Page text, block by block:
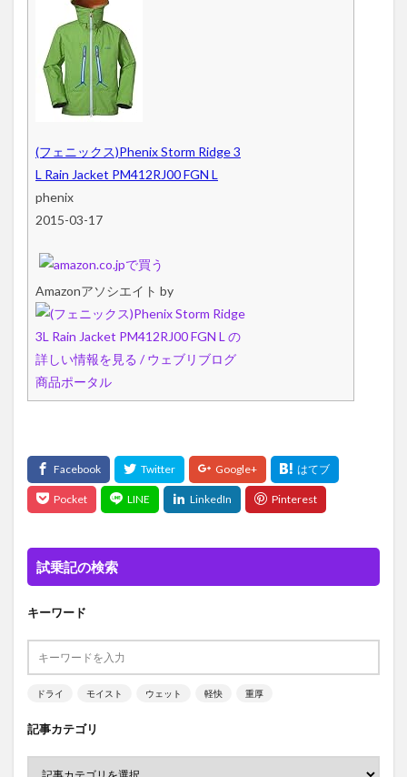
(フェニックス)Phenix Storm Ridge 3
L Rain Jacket PM412RJ00 FGN L
phenix
2015-03-17
Amazonアソシエイト by
試乗記の検索
キーワード
ドライ モイスト ウェット 軽快 重厚
記事カテゴリ